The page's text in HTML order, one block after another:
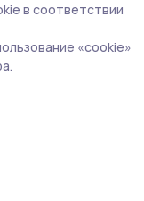
в соответствии
«cookie»